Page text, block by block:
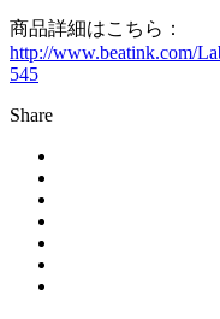
商品詳細はこちら：
http://www.beatink.com/
545
Share